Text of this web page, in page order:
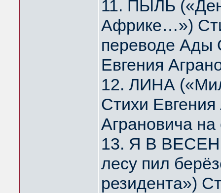
11. ПЫЛЬ
Африке…»)
переводе Ады
Евгения
12. ЛИНА
Стихи
Аграновича
13. Я В
лесу пил
резидента»)